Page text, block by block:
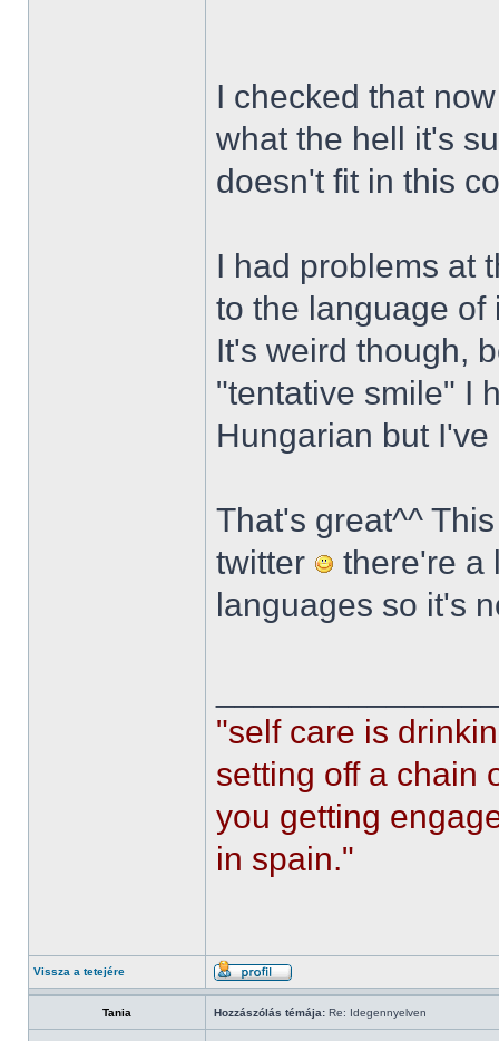
I checked that
what the hell it's
doesn't fit in this
I had problems at
to the language of
It's weird though,
"tentative smile" I
Hungarian but
That's great^^
twitter
there're a
languages so it's
"self care is
setting off a chain
you getting
in spain."
Vissza a tetejére
Tania Hozzászólás témája: Re: Idegennyelven